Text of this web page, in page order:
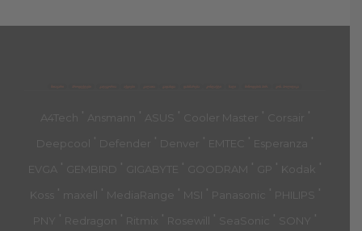
მთავარი კალათა
A4Tech ' Ansmann ' ASUS ' Cooler Master ' Corsair '
Deepcool ' Defender ' Denver ' EMTEC ' Esperanza '
EVGA ' GEMBIRD ' GIGABYTE ' GOODRAM ' GP ' Kodak '
Koss ' maxell ' MediaRange ' MSI ' Panasonic ' PHILIPS '
PNY ' Redragon ' Ritmix ' Rosewill ' SeaSonic ' SONY '